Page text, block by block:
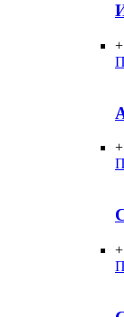
+
+
+